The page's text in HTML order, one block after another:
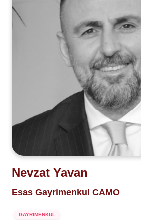
Nevzat Yavan
Esas Gayrimenkul CAMO
GAYRİMENKUL